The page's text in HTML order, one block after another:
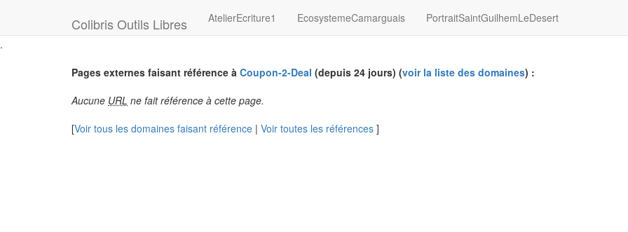
Colibris Outils Libres AtelierEcriture1 EcosystemeCamarguais PortraitSaintGuilhemLeDesert
.
Pages externes faisant référence à Coupon-2-Deal (depuis 24 jours) (voir la liste des domaines) :
Aucune URL ne fait référence à cette page.
[Voir tous les domaines faisant référence | Voir toutes les références ]